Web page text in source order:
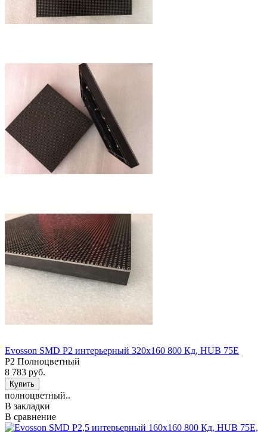
Evosson SMD P2 интерьерный 320x160 800 Кд, HUB 75Е
P2 Полноцветный
8 783 руб.
полноцветный..
В закладки
В сравнение